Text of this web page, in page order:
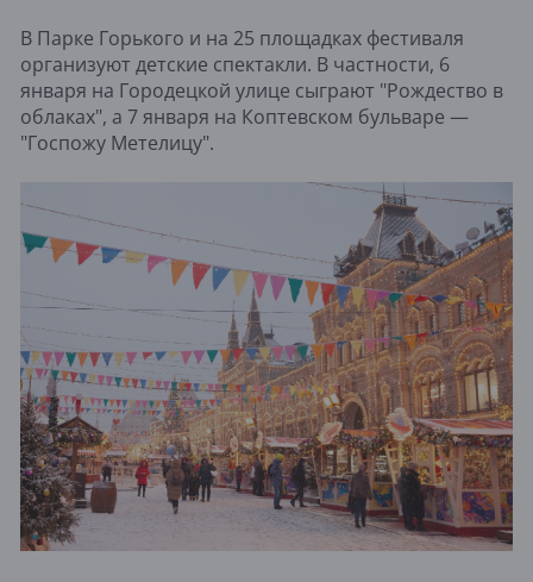
В Парке Горького и на 25 площадках фестиваля
организуют детские спектакли. В частности, 6
января на Городецкой улице сыграют "Рождество в
облаках", а 7 января на Коптевском бульваре —
"Госпожу Метелицу".